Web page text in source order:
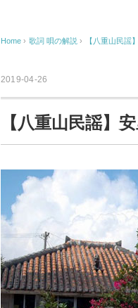
Home › 歌詞 唄の解説 › 【八重山民謡
2019-04-26
【八重山民謡】